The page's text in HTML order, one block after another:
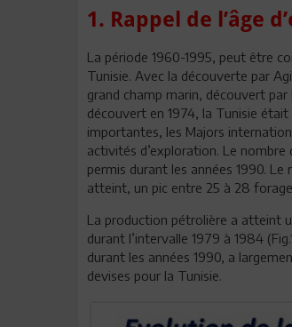
1. Rappel de l’âge
La période 1960-1995, peut être
Tunisie. Avec la découverte par
grand champ marin, découvert par
découvert en 1974, la Tunisie
importantes, les Majors
activités d’exploration. Le
permis durant les années 1990.
atteint, un pic entre 25 à 28
La production pétrolière a atteint
durant l’intervalle 1979 à 1984
durant les années 1990, a
devises pour la Tunisie.